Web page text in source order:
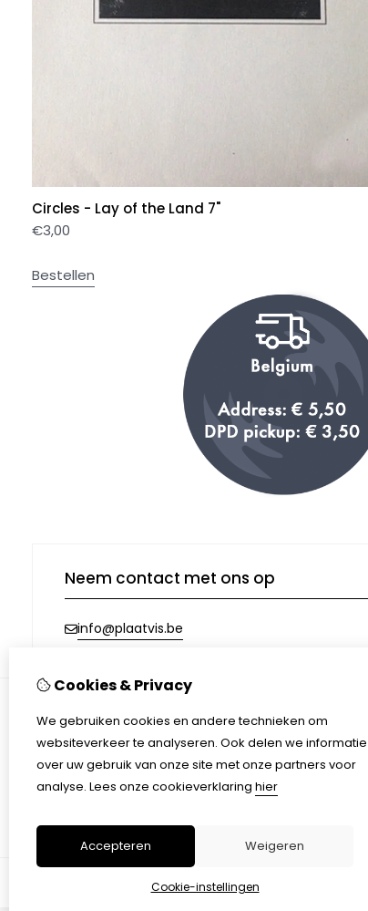
Circles - Lay of the Land 7"
€3,00
Bestellen
Neem contact met ons op
info@plaatvis.be
Informatie
Afhalen & Verzending
Algemene voorwaarden
Cookies & Privacy
We gebruiken cookies en andere technieken om
websiteverkeer te analyseren. Ook delen we informatie
over uw gebruik van onze site met onze partners voor
analyse. Lees onze cookieverklaring hier
Accepteren Weigeren
Cookie-instellingen